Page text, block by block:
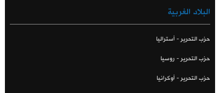
البلاد الغربية
حزب التحرير - أستراليا
حزب التحرير - روسيا
حزب التحرير - أوكرانيا